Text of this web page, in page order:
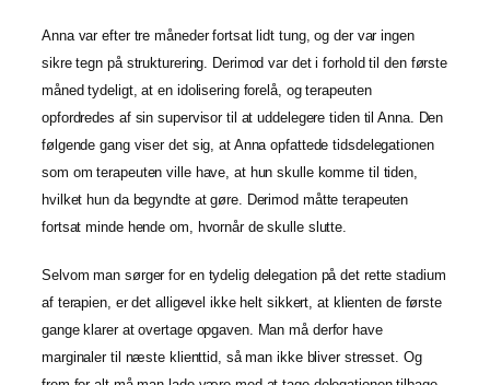
Anna var efter tre måneder fortsat lidt tung, og der var ingen
sikre tegn på strukturering. Derimod var det i forhold til den første
måned tydeligt, at en idolisering forelå, og terapeuten
opfordredes af sin supervisor til at uddelegere tiden til Anna. Den
følgende gang viser det sig, at Anna opfattede tidsdelegationen
som om terapeuten ville have, at hun skulle komme til tiden,
hvilket hun da begyndte at gøre. Derimod måtte terapeuten
fortsat minde hende om, hvornår de skulle slutte.
Selvom man sørger for en tydelig delegation på det rette stadium
af terapien, er det alligevel ikke helt sikkert, at klienten de første
gange klarer at overtage opgaven. Man må derfor have
marginaler til næste klienttid, så man ikke bliver stresset. Og